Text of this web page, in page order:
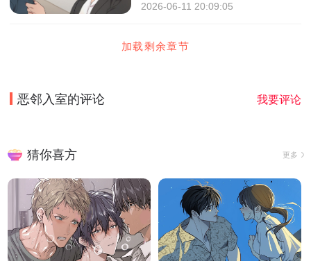
2026-06-11 20:09:05
加载剩余章节
恶邻入室的评论 我要评论
猜你喜方 更多